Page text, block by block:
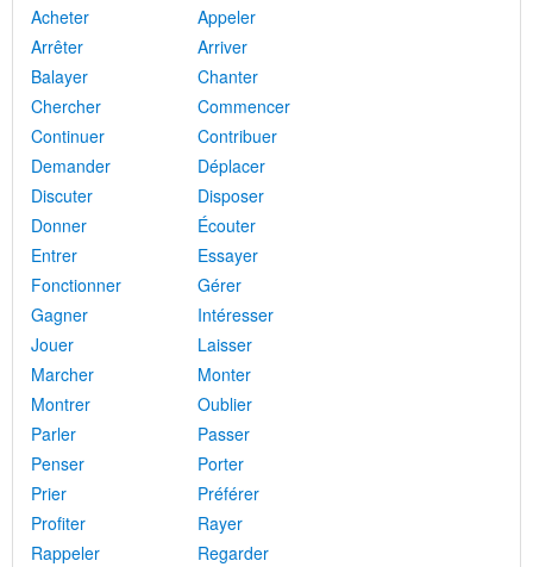
Acheter
Appeler
Arrêter
Arriver
Balayer
Chanter
Chercher
Commencer
Continuer
Contribuer
Demander
Déplacer
Discuter
Disposer
Donner
Écouter
Entrer
Essayer
Fonctionner
Gérer
Gagner
Intéresser
Jouer
Laisser
Marcher
Monter
Montrer
Oublier
Parler
Passer
Penser
Porter
Prier
Préférer
Profiter
Rayer
Rappeler
Regarder